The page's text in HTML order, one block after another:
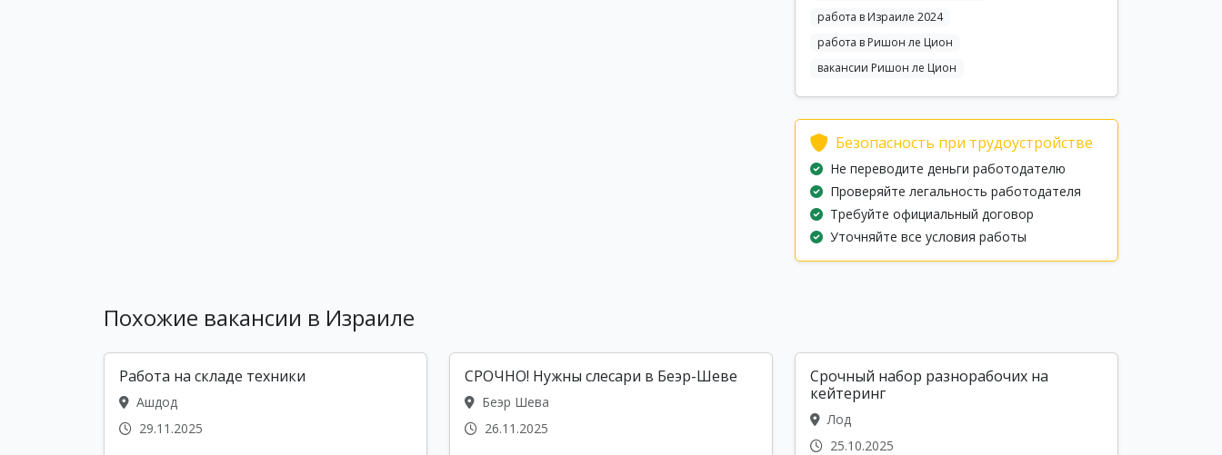
работа в Израиле 2024
работа в Ришон ле Цион
вакансии Ришон ле Цион
Безопасность при трудоустройстве
Не переводите деньги работодателю
Проверяйте легальность работодателя
Требуйте официальный договор
Уточняйте все условия работы
Похожие вакансии в Израиле
Работа на складе техники
Ашдод
29.11.2025
СРОЧНО! Нужны слесари в Беэр-Шеве
Беэр Шева
26.11.2025
Срочный набор разнорабочих на
кейтеринг
Лод
25.10.2025